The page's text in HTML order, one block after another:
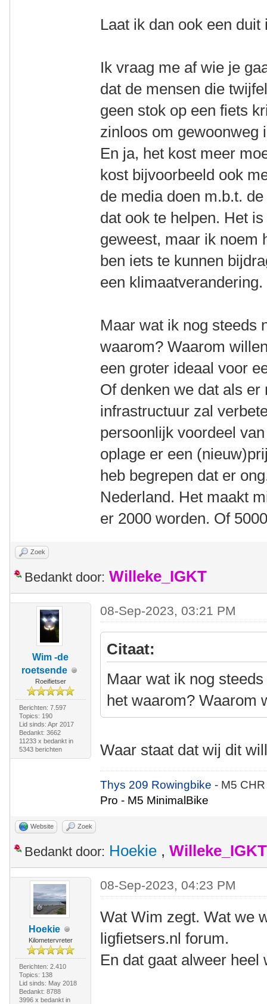
Laat ik dan ook een
Ik vraag me af wie je
dat de mensen die
geen stok op een fiets
zinloos om gewoonweg
En ja, het kost meer
kost bijvoorbeeld ook
de media doen m.b.t.
dat ook te helpen. Het
geweest, maar ik noem
ben iets te kunnen
een klimaatverandering.
Maar wat ik nog steeds
waarom? Waarom
een groter ideaal voor
Of denken we dat als
infrastructuur zal
persoonlijk voordeel
oplage er een
heb begrepen dat er
Nederland. Het maakt
er 2000 worden. Of
Zoek
Bedankt door: Willeke_IGKT
Wim -de
roetsende
Roeifietser
Berichten: 7.597
Topics: 190
Lid sinds: Apr 2017
Bedankt: 3662
11233 x bedankt in
5343 berichten
08-Sep-2023, 03:21 PM
Citaat:
Maar wat ik nog
het waarom? Waarom
Waar staat dat wij dit
Thys 209 Rowingbike- M5
Pro - M5 MinimalBike
Website Zoek
Bedankt door: Hoekie , Willeke_IGKT
Hoekie
Kilometervreter
Berichten: 2.410
Topics: 138
Lid sinds: May 2018
Bedankt: 8788
3996 x bedankt in
08-Sep-2023, 04:23 PM
Wat Wim zegt. Wat we
ligfietsers.nl forum.
En dat gaat alweer heel